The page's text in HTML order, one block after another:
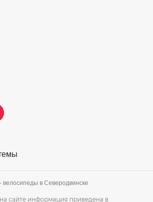
велосипеды в Северодвинске
сайте информация приведена в